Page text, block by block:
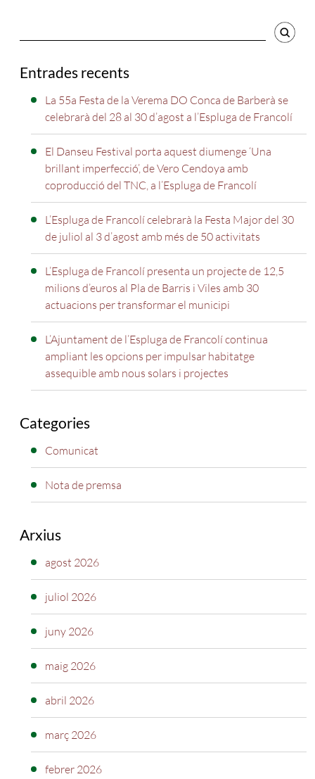
Cercador
Entrades recents
La 55a Festa de la Verema DO Conca de Barberà se
celebrarà del 28 al 30 d’agost a l’Espluga de Francolí
El Danseu Festival porta aquest diumenge ‘Una
brillant imperfecció’, de Vero Cendoya amb
coproducció del TNC, a l’Espluga de Francolí
L’Espluga de Francolí celebrarà la Festa Major del 30
de juliol al 3 d’agost amb més de 50 activitats
L’Espluga de Francolí presenta un projecte de 12,5
milions d’euros al Pla de Barris i Viles amb 30
actuacions per transformar el municipi
L’Ajuntament de l’Espluga de Francolí continua
ampliant les opcions per impulsar habitatge
assequible amb nous solars i projectes
Categories
Comunicat
Nota de premsa
Arxius
agost 2026
juliol 2026
juny 2026
maig 2026
abril 2026
març 2026
febrer 2026